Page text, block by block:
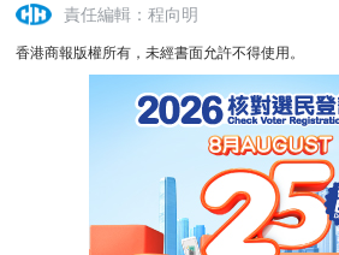
責任編輯：程向明
香港商報版權所有，未經書面允許不得使用。